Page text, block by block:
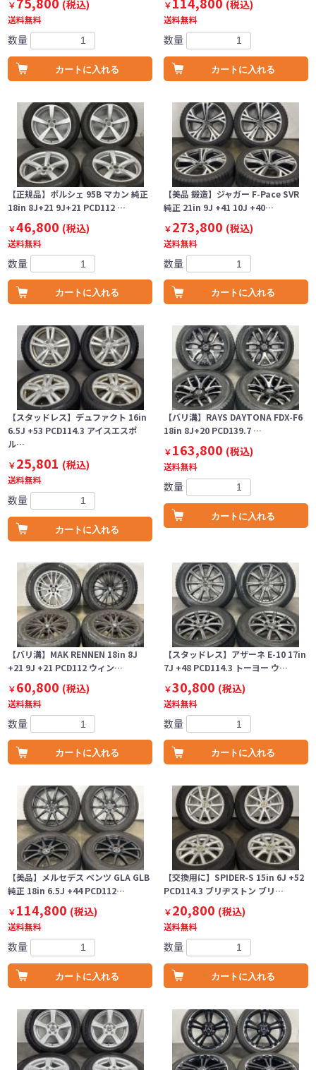
￥ (税込)
送料無料
数量
カートに入れる
￥ (税込)
送料無料
数量
カートに入れる
【正規品】ポルシェ 95B マカン 純正
18in 8J+21 9J+21 PCD112 …
￥46,800 (税込)
送料無料
数量
カートに入れる
【美品 鍛造】ジャガー F-Pace SVR
純正 21in 9J +41 10J +40…
￥273,800 (税込)
送料無料
数量
カートに入れる
【スタッドレス】デュファクト 16in
6.5J +53 PCD114.3 アイスエスポ
ル…
￥25,801 (税込)
送料無料
数量
カートに入れる
【バリ溝】RAYS DAYTONA FDX-F6
18in 8J+20 PCD139.7 …
￥163,800 (税込)
送料無料
数量
カートに入れる
【バリ溝】MAK RENNEN 18in 8J
+21 9J +21 PCD112 ウィン…
￥60,800 (税込)
送料無料
数量
カートに入れる
【スタッドレス】アザーネ E-10 17in
7J +48 PCD114.3 トーヨー ウ…
￥30,800 (税込)
送料無料
数量
カートに入れる
【美品】メルセデス ベンツ GLA GLB
純正 18in 6.5J +44 PCD112…
￥114,800 (税込)
送料無料
数量
カートに入れる
【交換用に】SPIDER-S 15in 6J +52
PCD114.3 ブリヂストン ブリ…
￥20,800 (税込)
送料無料
数量
カートに入れる